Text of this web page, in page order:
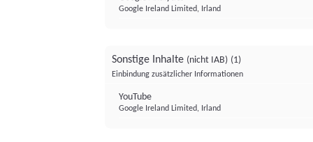
Google Ireland Limited, Irland
Sonstige Inhalte (nicht IAB) (1)
Einbindung zusätzlicher Informationen
YouTube
Google Ireland Limited, Irland